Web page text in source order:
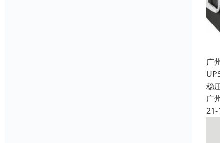
广
稳
广
21-